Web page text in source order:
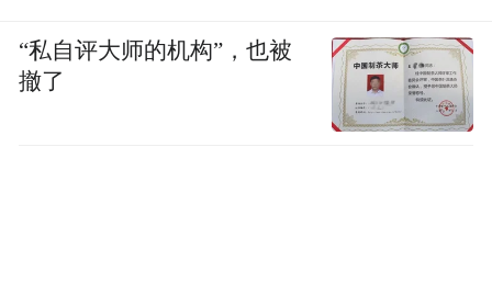
“私自评大师的机构”，也被
撤了